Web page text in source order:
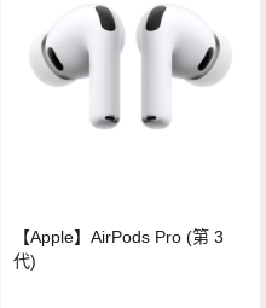
【Apple】AirPods Pro (第 3
代)